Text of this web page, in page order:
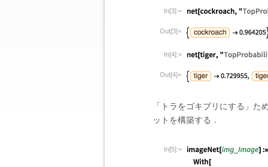
In[3]:=
Out[3]=
In[4]:=
Out[4]=
「トラをゴキブリにする」た
ットを構築する．
In[5]:=